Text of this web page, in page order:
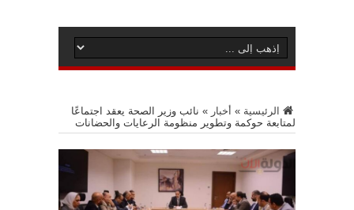
الرئيسية » أخبار » نائب وزير الصحة يعقد اجتماعًا
لمتابعة حوكمة وتطوير منظومة الرعايات والحضانات